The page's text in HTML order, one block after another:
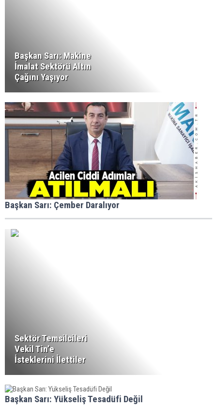
Başkan Sarı: Makine
İmalat Sektörü Altın
Çağını Yaşıyor
Başkan Sarı: Çember Daralıyor
Sektör Temsilcileri
Vekil Tin’e
İsteklerini İlettiler
Başkan Sarı: Yükseliş Tesadüfi Değil